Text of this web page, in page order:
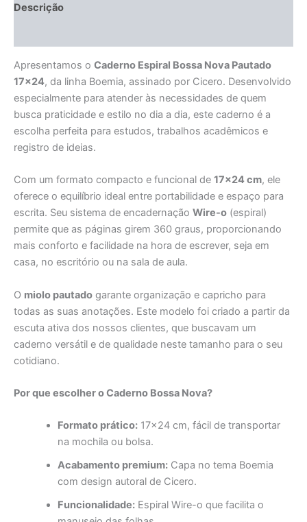
Descrição
Apresentamos o Caderno Espiral Bossa Nova Pautado
17×24, da linha Boemia, assinado por Cicero. Desenvolvido
especialmente para atender às necessidades de quem
busca praticidade e estilo no dia a dia, este caderno é a
escolha perfeita para estudos, trabalhos acadêmicos e
registro de ideias.
Com um formato compacto e funcional de 17×24 cm, ele
oferece o equilíbrio ideal entre portabilidade e espaço para
escrita. Seu sistema de encadernação Wire-o (espiral)
permite que as páginas girem 360 graus, proporcionando
mais conforto e facilidade na hora de escrever, seja em
casa, no escritório ou na sala de aula.
O miolo pautado garante organização e capricho para
todas as suas anotações. Este modelo foi criado a partir da
escuta ativa dos nossos clientes, que buscavam um
caderno versátil e de qualidade neste tamanho para o seu
cotidiano.
Por que escolher o Caderno Bossa Nova?
Formato prático:17×24 cm, fácil de transportar
na mochila ou bolsa.
Acabamento premium:Capa no tema Boemia
com design autoral de Cicero.
Funcionalidade:Espiral Wire-o que facilita o